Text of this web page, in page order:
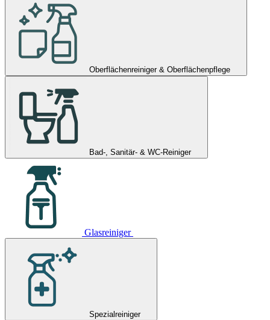
Oberflächenreiniger & Oberflächenpflege
Bad-, Sanitär- & WC-Reiniger
Glasreiniger
Spezialreiniger